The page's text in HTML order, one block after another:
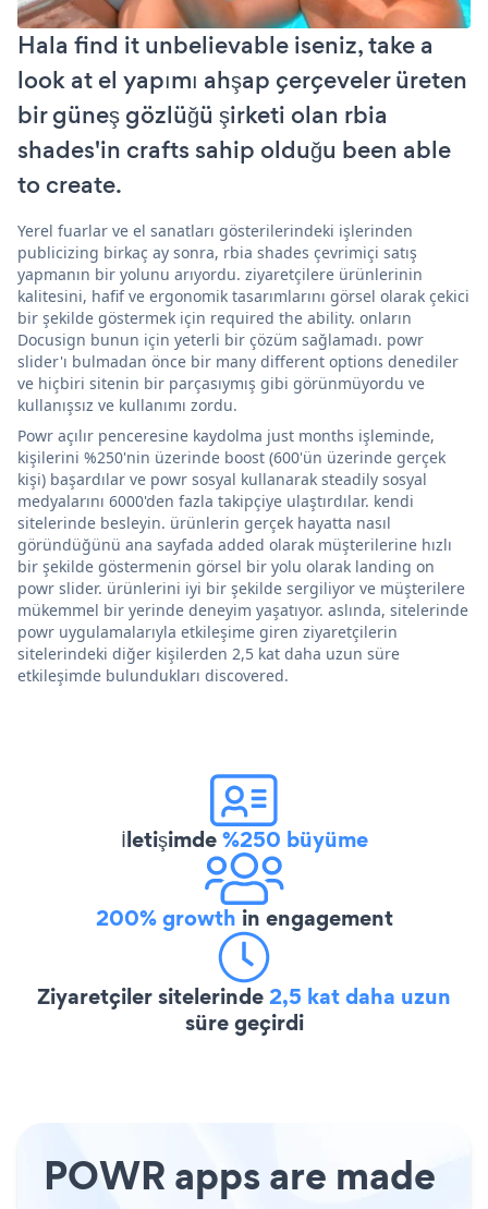
Hala find it unbelievable iseniz, take a
look at el yapımı ahşap çerçeveler üreten
bir güneş gözlüğü şirketi olan rbia
shades'in crafts sahip olduğu been able
to create.
Yerel fuarlar ve el sanatları gösterilerindeki işlerinden
publicizing birkaç ay sonra, rbia shades çevrimiçi satış
yapmanın bir yolunu arıyordu. ziyaretçilere ürünlerinin
kalitesini, hafif ve ergonomik tasarımlarını görsel olarak çekici
bir şekilde göstermek için required the ability. onların
Docusign bunun için yeterli bir çözüm sağlamadı. powr
slider'ı bulmadan önce bir many different options denediler
ve hiçbiri sitenin bir parçasıymış gibi görünmüyordu ve
kullanışsız ve kullanımı zordu.
Powr açılır penceresine kaydolma just months işleminde,
kişilerini %250'nin üzerinde boost (600'ün üzerinde gerçek
kişi) başardılar ve powr sosyal kullanarak steadily sosyal
medyalarını 6000'den fazla takipçiye ulaştırdılar. kendi
sitelerinde besleyin. ürünlerin gerçek hayatta nasıl
göründüğünü ana sayfada added olarak müşterilerine hızlı
bir şekilde göstermenin görsel bir yolu olarak landing on
powr slider. ürünlerini iyi bir şekilde sergiliyor ve müşterilere
mükemmel bir yerinde deneyim yaşatıyor. aslında, sitelerinde
powr uygulamalarıyla etkileşime giren ziyaretçilerin
sitelerindeki diğer kişilerden 2,5 kat daha uzun süre
etkileşimde bulundukları discovered.
İletişimde%250 büyüme
200% growth in engagement
Ziyaretçiler sitelerinde2,5 kat daha uzun
süre geçirdi
POWR apps are made